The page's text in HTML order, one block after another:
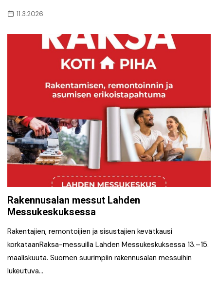
11.3.2026
Rakennusalan messut Lahden
Messukeskuksessa
Rakentajien, remontoijien ja sisustajien kevätkausi
korkataanRaksa-messuilla Lahden Messukeskuksessa 13.–15.
maaliskuuta. Suomen suurimpiin rakennusalan messuihin
lukeutuva…